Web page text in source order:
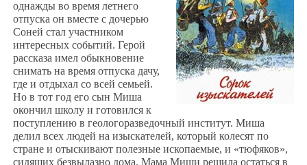
однажды во время летнего
отпуска он вместе с дочерью
Соней стал участником
интересных событий. Герой
рассказа имел обыкновение
снимать на время отпуска дачу,
где и отдыхал со всей семьей.
Но в тот год его сын Миша
окончил школу и готовился к
поступлению в геологоразведочный институт. Миша
делил всех людей на изыскателей, который колесят по
стране и отыскивают полезные ископаемые, и «тюфяков»,
сидящих безвылазно дома. Мама Миши решила остаться в